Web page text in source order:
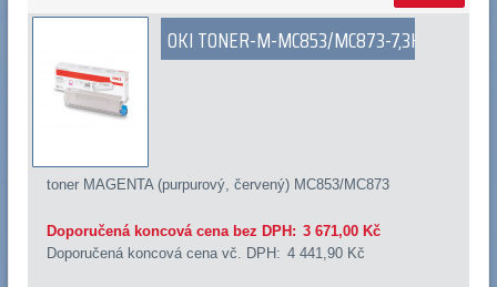
OKI TONER-M-MC853/MC873-7,3K
toner MAGENTA (purpurový, červený) MC853/MC873
Doporučená koncová cena bez DPH: 3 671,00 Kč
Doporučená koncová cena vč. DPH: 4 441,90 Kč